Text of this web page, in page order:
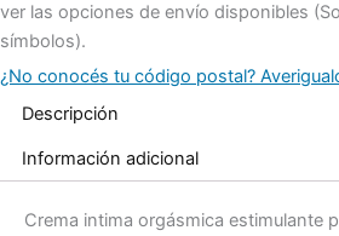
ver las opciones de envío disponibles
símbolos).
¿No conocés tu código postal?
Descripción
Información adicional
Crema intima orgásmica estimulante